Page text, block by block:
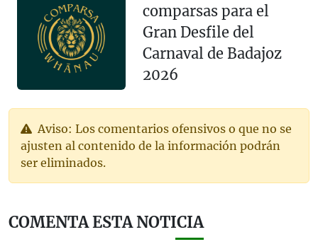
comparsas para el
Gran Desfile del
Carnaval de Badajoz
2026
Aviso: Los comentarios ofensivos o que no se
ajusten al contenido de la información podrán
ser eliminados.
COMENTA ESTA NOTICIA